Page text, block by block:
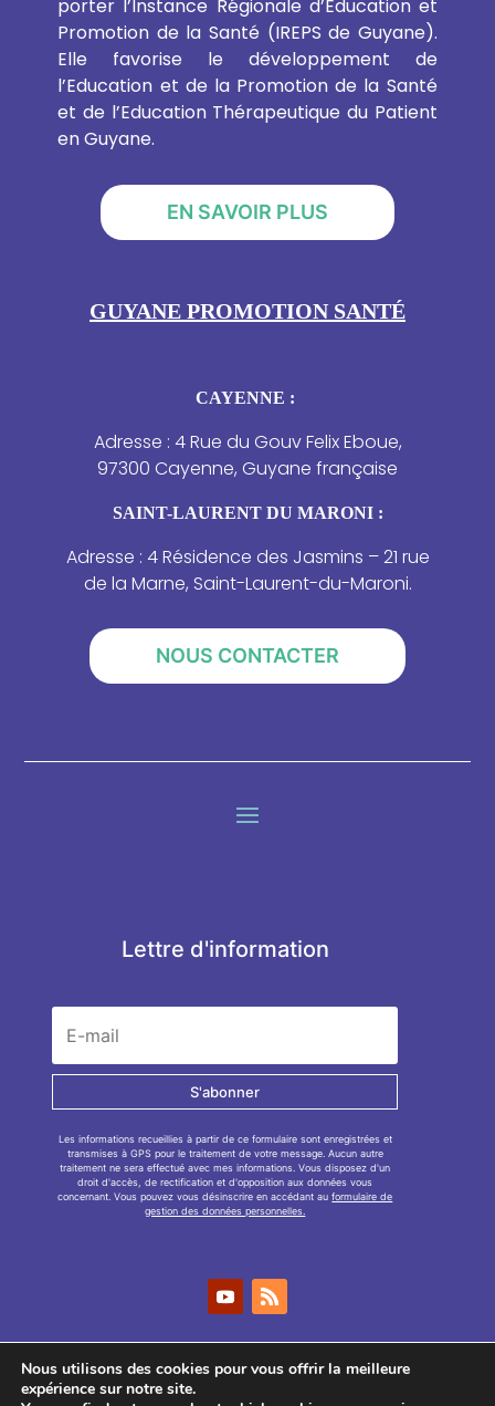
porter l’Instance Régionale d’Education et
Promotion de la Santé (IREPS de Guyane).
Elle favorise le développement de
l’Education et de la Promotion de la Santé
et de l’Education Thérapeutique du Patient
en Guyane.
EN SAVOIR PLUS
GUYANE PROMOTION SANTÉ
CAYENNE :
Adresse : 4 Rue du Gouv Felix Eboue,
97300 Cayenne, Guyane française
SAINT-LAURENT DU MARONI :
Adresse : 4 Résidence des Jasmins – 21 rue
de la Marne, Saint-Laurent-du-Maroni.
NOUS CONTACTER
Lettre d'information
S'abonner
Les informations recueillies à partir de ce formulaire sont enregistrées et
transmises à GPS pour le traitement de votre message. Aucun autre
traitement ne sera effectué avec mes informations. Vous disposez d'un
droit d'accès, de rectification et d'opposition aux données vous
concernant. Vous pouvez vous désinscrire en accédant auformulaire de
gestion des données personnelles.
Nous utilisons des cookies pour vous offrir la meilleure
expérience sur notre site.